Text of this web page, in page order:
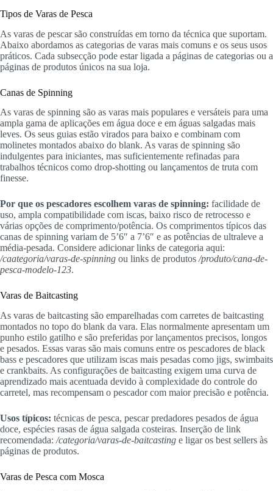
Tipos de Varas de Pesca
As varas de pescar são construídas em torno da técnica que suportam.
Abaixo abordamos as categorias de varas mais comuns e os seus usos
práticos. Cada subsecção pode estar ligada a páginas de categorias ou a
páginas de produtos únicos na sua loja.
Canas de Spinning
As varas de spinning são as varas mais populares e versáteis para uma
ampla gama de aplicações em água doce e em águas salgadas mais
leves. Os seus guias estão virados para baixo e combinam com
molinetes montados abaixo do blank. As varas de spinning são
indulgentes para iniciantes, mas suficientemente refinadas para
trabalhos técnicos como drop-shotting ou lançamentos de truta com
finesse.
Por que os pescadores escolhem varas de spinning: facilidade de
uso, ampla compatibilidade com iscas, baixo risco de retrocesso e
várias opções de comprimento/potência. Os comprimentos típicos das
canas de spinning variam de 5’6″ a 7’6″ e as potências de ultraleve a
média-pesada. Considere adicionar links de categoria aqui:
/caategoria/varas-de-spinning ou links de produtos/produto/cana-de-
pesca-modelo-123.
Varas de Baitcasting
As varas de baitcasting são emparelhadas com carretes de baitcasting
montados no topo do blank da vara. Elas normalmente apresentam um
punho estilo gatilho e são preferidas por lançamentos precisos, longos
e pesados. Essas varas são mais comuns entre os pescadores de black
bass e pescadores que utilizam iscas mais pesadas como jigs, swimbaits
e crankbaits. As configurações de baitcasting exigem uma curva de
aprendizado mais acentuada devido à complexidade do controle do
carretel, mas recompensam o pescador com maior precisão e potência.
Usos típicos: técnicas de pesca, pescar predadores pesados de água
doce, espécies rasas de água salgada costeiras. Inserção de link
recomendada: /categoria/varas-de-baitcasting e ligar os best sellers às
páginas de produtos.
Varas de Pesca com Mosca